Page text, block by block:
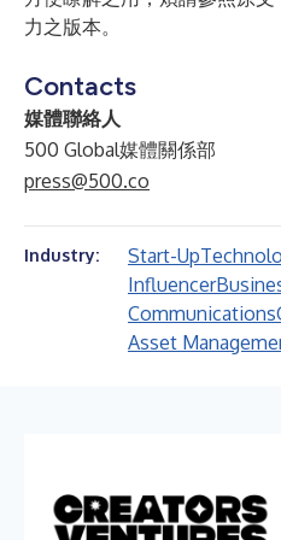
力之版本。
Contacts
媒體聯絡人
500 Global媒體關係部
press@500.co
Industry: Start-Up
Influencer
Communications
Asset